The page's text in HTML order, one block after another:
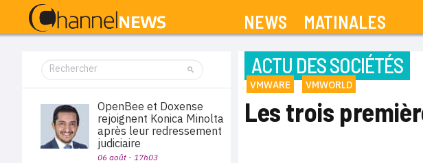
NEWS MATINALES
ACTU DES SOCIÉTÉS
VMWARE VMWORLD
Les trois
OpenBee et Doxense
rejoignent Konica Minolta
après leur redressement
judiciaire
06 août - 17h03